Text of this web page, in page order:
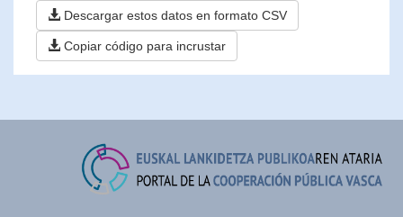
Descargar estos datos en formato CSV
Copiar código para incrustar